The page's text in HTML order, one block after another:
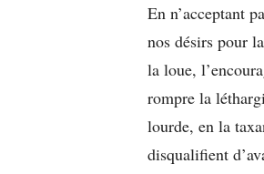
En n’acceptant
nos désirs pour
la loue,
rompre la
lourde, en la
disqualifient